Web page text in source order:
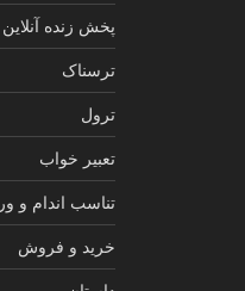
پخش زنده آنلاین
ترسناک
ترول
تعبیر خواب
تناسب اندام و
خرید و فروش